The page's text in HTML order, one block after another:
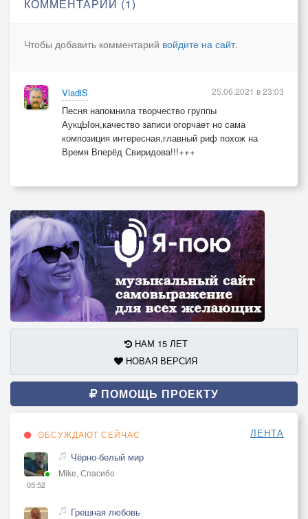
КОММЕНТАРИИ (1)
Чтобы добавить комментарий войдите на сайт.
VladiS
Песня напомнила творчество группы
АукцЫон,качество записи огорчает но сама
композиция интересная,главный риф похож на
Время Вперёд Свиридова!!!+++
25.06.2021 в 23:03
НАМ 15 ЛЕТ
НОВАЯ ВЕРСИЯ
ПОМОЩЬ ПРОЕКТУ
ОБСУЖДАЮТ СЕЙЧАС ЛЕНТА
05:52
Чёрно-белый мир
Mike, Спасибо
Грешная любовь